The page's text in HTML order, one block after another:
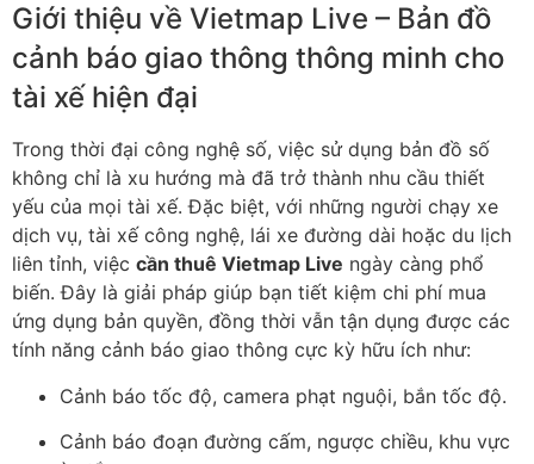
Giới thiệu về Vietmap Live – Bản đồ
cảnh báo giao thông thông minh cho
tài xế hiện đại
Trong thời đại công nghệ số, việc sử dụng bản đồ số
không chỉ là xu hướng mà đã trở thành nhu cầu thiết
yếu của mọi tài xế. Đặc biệt, với những người chạy xe
dịch vụ, tài xế công nghệ, lái xe đường dài hoặc du lịch
liên tỉnh, việc cần thuê Vietmap Live ngày càng phổ
biến. Đây là giải pháp giúp bạn tiết kiệm chi phí mua
ứng dụng bản quyền, đồng thời vẫn tận dụng được các
tính năng cảnh báo giao thông cực kỳ hữu ích như:
Cảnh báo tốc độ, camera phạt nguội, bắn tốc độ.
Cảnh báo đoạn đường cấm, ngược chiều, khu vực